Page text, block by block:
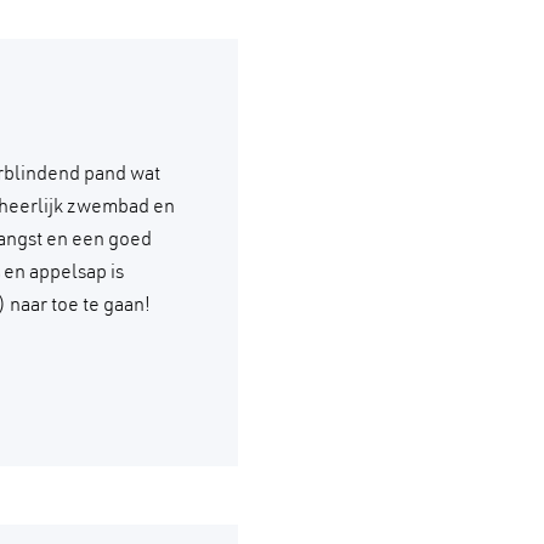
pand wat
zwembad en
en een goed
appelsap is
toe te gaan!